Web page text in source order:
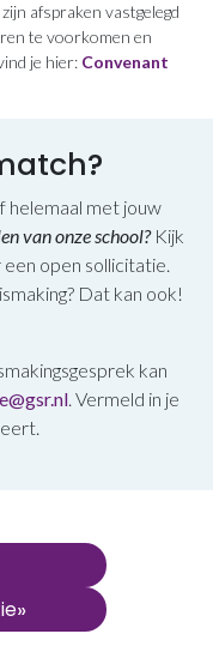
afspraken vastgelegd
te voorkomen en
je hier: Convenant
helemaal met jouw
van onze school? Kijk
open sollicitatie.
Dat kan ook!
kan
. Vermeld in je
»